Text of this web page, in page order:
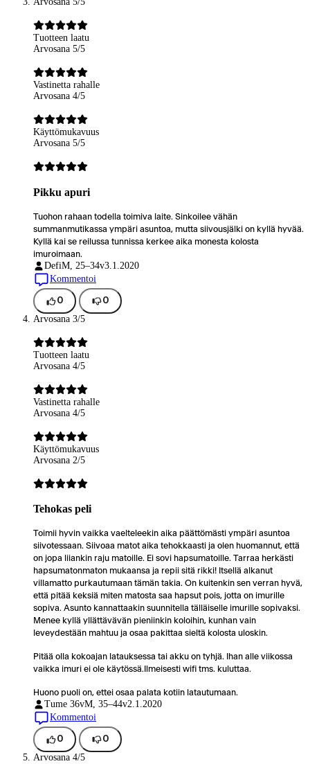
Tuotteen laatu
Arvosana 5/5
Vastinetta rahalle
Arvosana 4/5
Käyttömukavuus
Arvosana 5/5
Pikku apuri
Tuohon rahaan todella toimiva laite. Sinkoilee vähän
summanmutikassa ympäri asuntoa, mutta siivousjälki on kyllä hyvää.
Kyllä kai se reilussa tunnissa kerkee aika monesta kolosta
imuroimaan.
DefiM, 25–34v3.1.2020
Kommentoi
0 0
Arvosana 3/5
Tuotteen laatu
Arvosana 4/5
Vastinetta rahalle
Arvosana 4/5
Käyttömukavuus
Arvosana 2/5
Tehokas peli
Toimii hyvin vaikka vaelteleekin aika päättömästi ympäri asuntoa
siivotessaan. Siivoaa matot aika tehokkaasti ja olen huomannut, että
on jopa liiankin raju matoille. Ei sovi hapsumatoille. Tarraa herkästi
hapsumatonmaton mukaansa ja repii sitä rikki! Itsellä alkanut
villamatto purkautumaan tämän takia. On kuitenkin sen verran hyvä,
että pitää keksiä miten matosta saa hapsut pois, jotta on imurille
sopiva. Asunto kannattaakin suunnitella tälläiselle imurille sopivaksi.
Menee kyllä yllättävävän pieniinkin koloihin, kunhan vain
leveydestään mahtuu ja osaa pakittaa sieltä kolosta uloskin.
Pitää olla kokoajan latauksessa tai akku on tyhjä. Ihan alle viikossa
vaikka imuri ei ole käytössä.Ilmeisesti wifi tms. kuluttaa.
Huono puoli on, ettei osaa palata kotiin latautumaan.
Tume 36vM, 35–44v2.1.2020
Kommentoi
0 0
Arvosana 4/5